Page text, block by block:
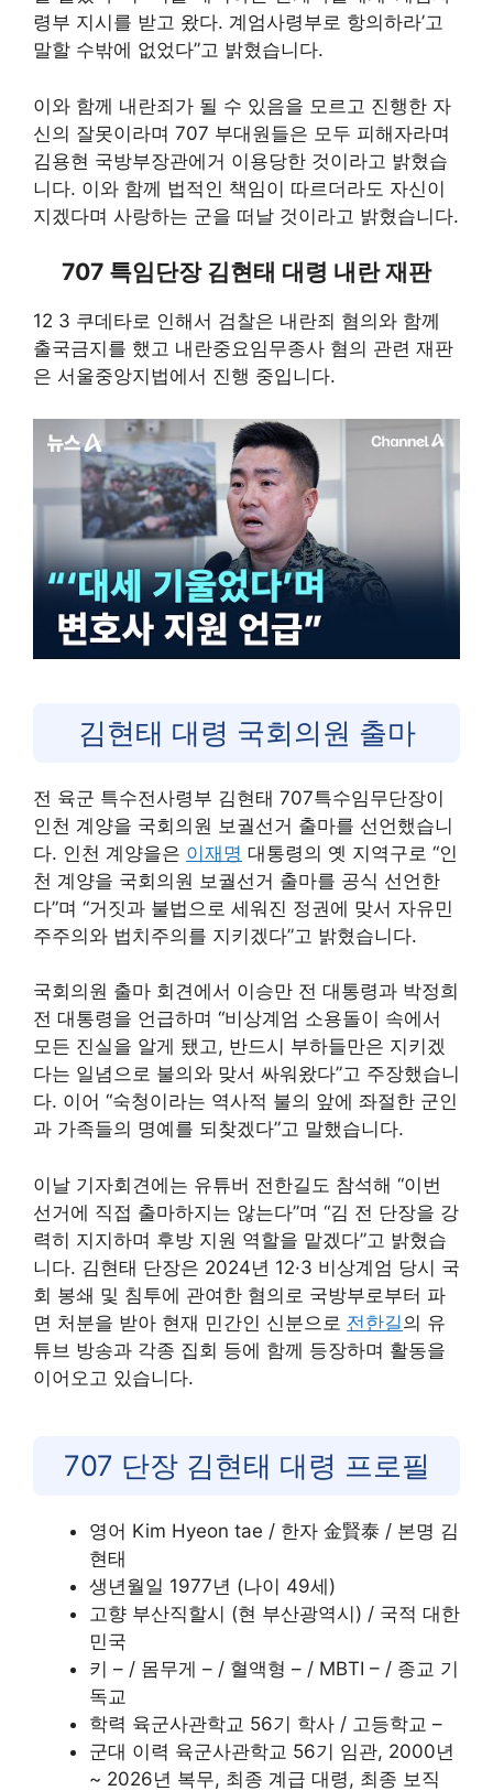
령부 지시를 받고 왔다. 계엄사령부로 항의하라’고
말할 수밖에 없었다”고 밝혔습니다.
이와 함께 내란죄가 될 수 있음을 모르고 진행한 자
신의 잘못이라며 707 부대원들은 모두 피해자라며
김용현 국방부장관에거 이용당한 것이라고 밝혔습
니다. 이와 함께 법적인 책임이 따르더라도 자신이
지겠다며 사랑하는 군을 떠날 것이라고 밝혔습니다.
707 특임단장 김현태 대령 내란 재판
12 3 쿠데타로 인해서 검찰은 내란죄 혐의와 함께
출국금지를 했고 내란중요임무종사 혐의 관련 재판
은 서울중앙지법에서 진행 중입니다.
김현태 대령 국회의원 출마
전 육군 특수전사령부 김현태 707특수임무단장이
인천 계양을 국회의원 보궐선거 출마를 선언했습니
다. 인천 계양을은 이재명 대통령의 옛 지역구로 “인
천 계양을 국회의원 보궐선거 출마를 공식 선언한
다”며 “거짓과 불법으로 세워진 정권에 맞서 자유민
주주의와 법치주의를 지키겠다”고 밝혔습니다.
국회의원 출마 회견에서 이승만 전 대통령과 박정희
전 대통령을 언급하며 “비상계엄 소용돌이 속에서
모든 진실을 알게 됐고, 반드시 부하들만은 지키겠
다는 일념으로 불의와 맞서 싸워왔다”고 주장했습니
다. 이어 “숙청이라는 역사적 불의 앞에 좌절한 군인
과 가족들의 명예를 되찾겠다”고 말했습니다.
이날 기자회견에는 유튜버 전한길도 참석해 “이번
선거에 직접 출마하지는 않는다”며 “김 전 단장을 강
력히 지지하며 후방 지원 역할을 맡겠다”고 밝혔습
니다. 김현태 단장은 2024년 12·3 비상계엄 당시 국
회 봉쇄 및 침투에 관여한 혐의로 국방부로부터 파
면 처분을 받아 현재 민간인 신분으로 전한길의 유
튜브 방송과 각종 집회 등에 함께 등장하며 활동을
이어오고 있습니다.
707 단장 김현태 대령 프로필
영어 Kim Hyeon tae / 한자 金賢泰 / 본명 김
현태
생년월일 1977년 (나이 49세)
고향 부산직할시 (현 부산광역시) / 국적 대한
민국
키 – / 몸무게 – / 혈액형 – / MBTI – / 종교 기
독교
학력 육군사관학교 56기 학사 / 고등학교 –
군대 이력 육군사관학교 56기 임관, 2000년
~ 2026년 복무, 최종 계급 대령, 최종 보직